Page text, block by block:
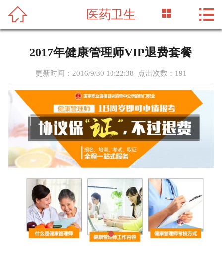
 首页
新闻资讯
师资力量
线下面授
资质荣誉
人才招聘
在线留言
 医药卫生  
2017年健康管理师VIP退费套餐
更新时间：2016/9/30 10:22:38 点击次数： 191